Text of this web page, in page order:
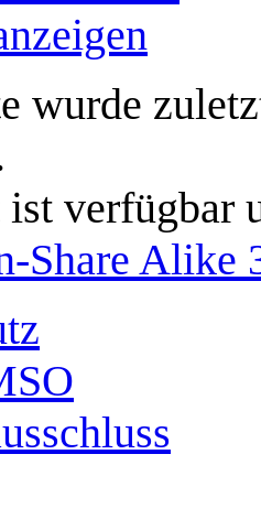
wurde
verfügbar
Share Alike